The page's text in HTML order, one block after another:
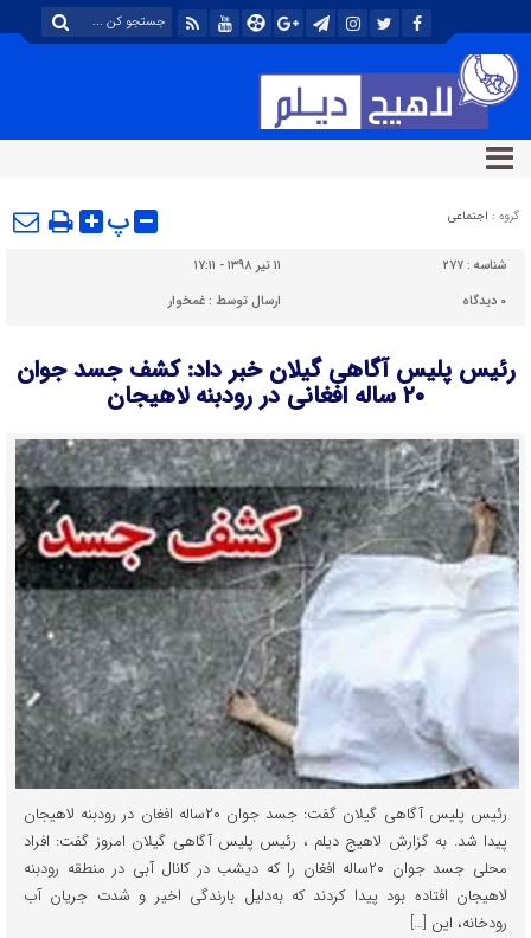
گروه : اجتماعی پ
شناسه : ۲۷۷
۱۱ تیر ۱۳۹۸ - ۱۷:۱۱
۰ دیدگاه ارسال توسط :غمخوار
رئیس پلیس آگاهی گیلان خبر داد: کشف جسد جوان
۲۰ ساله افغانی در رودبنه لاهیجان
رئیس پلیس آگاهی گیلان گفت: جسد جوان ۲۰ساله افغان در رودبنه لاهیجان
پیدا شد. به گزارش لاهیج دیلم ، رئیس پلیس آگاهی گیلان امروز گفت: افراد
محلی جسد جوان ۲۰ساله افغان را که دیشب در کانال آبی در منطقه رودبنه
لاهیجان افتاده بود پیدا کردند که به‌دلیل بارندگی اخیر و شدت جریان آب
رودخانه، این […]